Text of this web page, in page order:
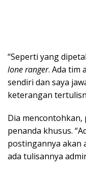
“Seperti yang
lone ranger. Ada tim
sendiri dan saya
keterangan
Dia
penanda khusus.
postingannya akan
ada tulisannya